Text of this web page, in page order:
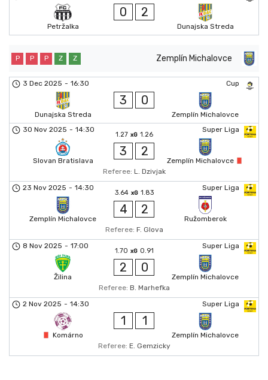
Petržalka
0 2
Dunajska Streda
Zemplín Michalovce
P P P Z Z
Cup
3 Dec 2025 - 16:30
Dunajska Streda
3 0
Zemplín Michalovce
Super Liga
30 Nov 2025 - 14:30
Slovan Bratislava
1.27 xG 1.26
3 2
Zemplín Michalovce
Referee: L. Dzivjak
Super Liga
23 Nov 2025 - 14:30
Zemplín Michalovce
3.64 xG 1.83
4 2
Ružomberok
Referee: F. Glova
Super Liga
8 Nov 2025 - 17:00
Žilina
1.70 xG 0.91
2 0
Zemplín Michalovce
Referee: B. Marhefka
Super Liga
2 Nov 2025 - 14:30
Komárno
1 1
Zemplín Michalovce
Referee: E. Gemzicky